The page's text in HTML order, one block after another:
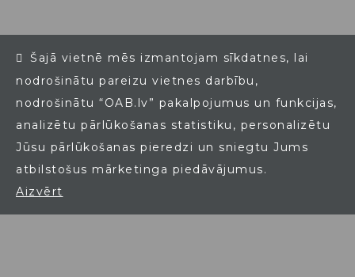
Šajā vietnē mēs izmantojam sīkdatnes, lai
nodrošinātu pareizu vietnes darbību,
nodrošinātu “OAB.lv” pakalpojumus un funkcijas,
analizētu pārlūkošanas statistiku, personalizētu
Jūsu pārlūkošanas pieredzi un sniegtu Jums
atbilstošus mārketinga piedāvājumus.
Aizvērt